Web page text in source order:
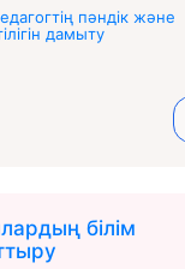
пәндік және
дамыту
білім